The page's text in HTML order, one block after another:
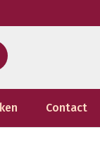
Contact